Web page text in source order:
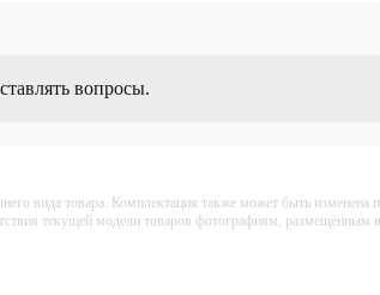
вопросы.
вида товара. Комплектация также может быть изменена
текущей модели товаров фотографиям, размещённым